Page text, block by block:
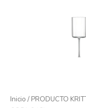
Inicio / PRODUCTO